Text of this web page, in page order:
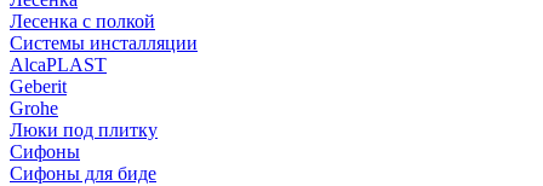
Лесенка с полкой
Системы инсталляции
AlcaPLAST
Geberit
Grohe
Люки под плитку
Сифоны
Сифoны для биде